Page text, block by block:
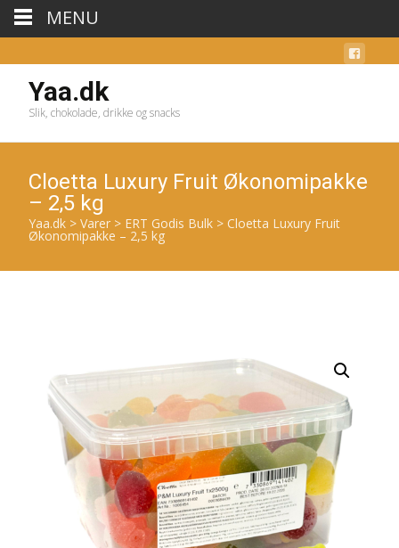
Yaa.dk
Slik, chokolade, drikke og snacks
Cloetta Luxury Fruit Økonomipakke
– 2,5 kg
Yaa.dk > Varer > ERT Godis Bulk > Cloetta Luxury Fruit
Økonomipakke – 2,5 kg
MENU